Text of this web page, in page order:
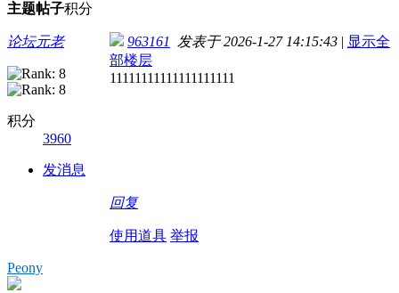
主题帖子积分
论坛元老
积分
3960
发消息
963161 发表于 2026-1-27 14:15:43 | 显示全
部楼层
11111111111111111111
回复
使用道具 举报
Peony